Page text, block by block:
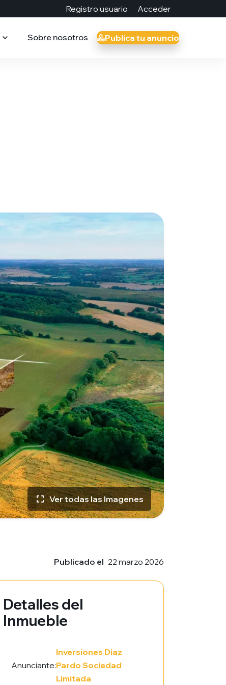
Registro usuario Acceder
Sobre nosotros Publica tu anuncio
Ver todas las Imagenes
Publicado el 22 marzo 2026
Detalles del
Inmueble
Anunciante:
Inversiones Diaz
Pardo Sociedad
Limitada